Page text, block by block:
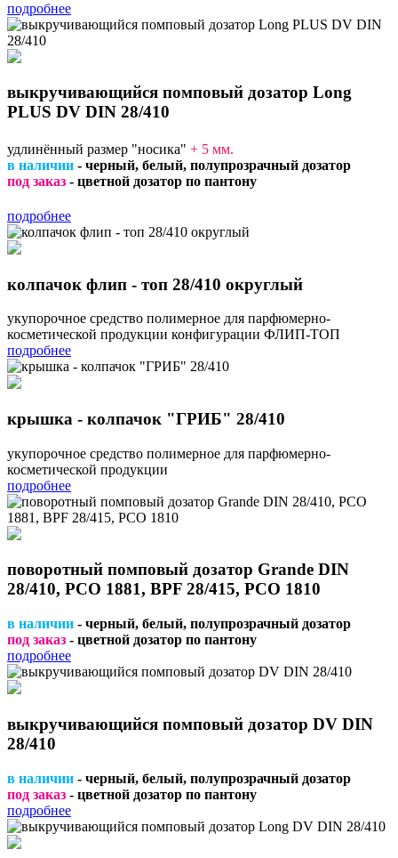
подробнее
выкручивающийся помповый дозатор Long
PLUS DV DIN 28/410
удлинённый размер "носика" + 5 мм.
в наличии - черный, белый, полупрозрачный дозатор
под заказ - цветной дозатор по пантону
подробнее
колпачок флип - топ 28/410 округлый
укупорочное средство полимерное для парфюмерно-
косметической продукции конфигурации ФЛИП-ТОП
подробнее
крышка - колпачок "ГРИБ" 28/410
укупорочное средство полимерное для парфюмерно-
косметической продукции
подробнее
поворотный помповый дозатор Grande DIN
28/410, PCO 1881, BPF 28/415, PCO 1810
в наличии - черный, белый, полупрозрачный дозатор
под заказ - цветной дозатор по пантону
подробнее
выкручивающийся помповый дозатор DV DIN
28/410
в наличии - черный, белый, полупрозрачный дозатор
под заказ - цветной дозатор по пантону
подробнее